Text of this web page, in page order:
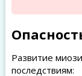
Развитие
последствиям: